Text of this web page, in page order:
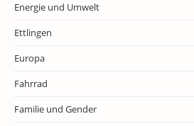
Energie und Umwelt
Ettlingen
Europa
Fahrrad
Familie und Gender